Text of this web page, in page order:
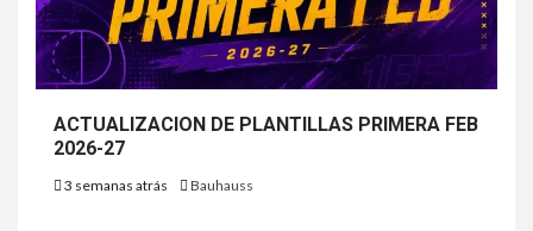
ACTUALIZACION DE PLANTILLAS PRIMERA FEB
2026-27
3 semanas atrás Bauhauss